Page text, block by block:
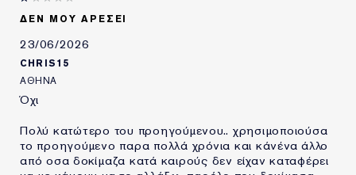
ΔΕΝ ΜΟΥ ΑΡΈΣΕΙ
23/06/2026
CHRIS15
ΑΘΉΝΑ
Όχι
Πολύ κατώτερο του προηγούμενου.. χρησιμοποιούσα
το προηγούμενο παρα πολλά χρόνια και κάνένα άλλο
από οσα δοκίμαζα κατά καιρούς δεν είχαν καταφέρει